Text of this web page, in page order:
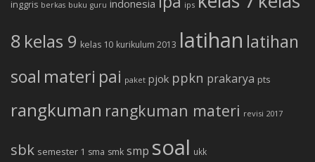
inggris berkas buku guru indonesia ips
8 kelas 9 kelas 10 kurikulum 2013 latihan latihan
soal materi pai paket pjok ppkn prakarya pts
rangkuman rangkuman materi revisi 2017
sbk semester 1 sma smk smp soal ukk